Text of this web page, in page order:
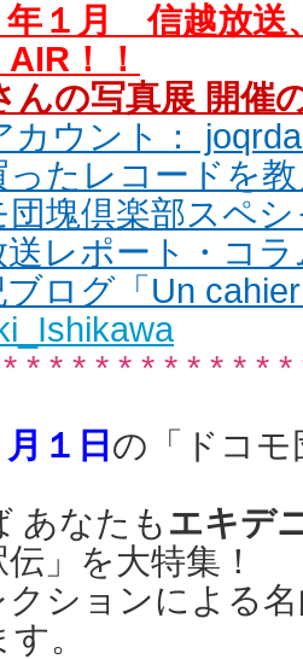
年１月 信越放送
！！
んの写真展 開催
カウント：
ったレコードを
団塊倶楽部スペ
送レポート・コ
ログ「Un
* * * * * * * * * * *
１日 の「ドコモ
あなたも エキデ
」を大特集！
ションによる
。